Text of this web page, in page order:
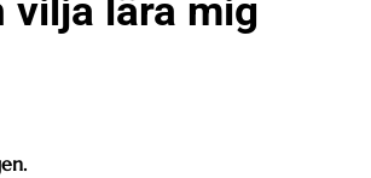
vilja lära mig